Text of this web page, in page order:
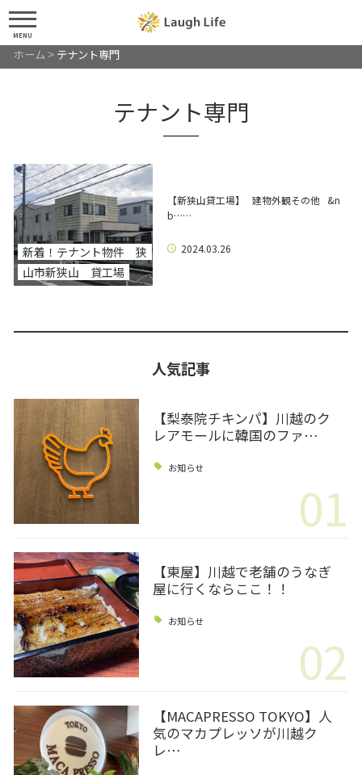
MENU
ホーム > テナント専門
テナント専門
新着！テナント物件 狭
山市新狭山 貸工場
【新狭山貸工場】 建物外観その他 &n
b……
2024.03.26
人気記事
【梨泰院チキンパ】川越のク
レアモールに韓国のファ…
お知らせ
01
【東屋】川越で老舗のうなぎ
屋に行くならここ！！
お知らせ
02
【MACAPRESSO TOKYO】人
気のマカプレッソが川越ク
レ…